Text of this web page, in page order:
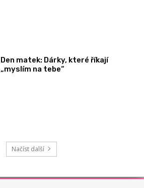
Den matek: Dárky, které říkají
„myslím na tebe“
Načíst další